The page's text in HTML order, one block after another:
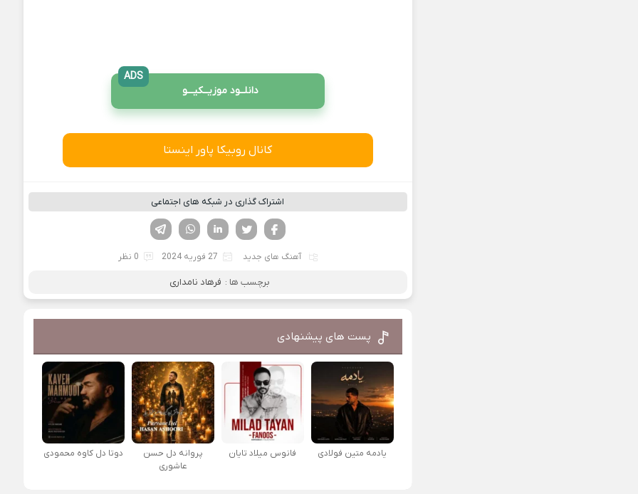
دانلــود موزیــکیـــو
ADS
کانال روبیکا پاور اینستا
اشتراک گذاری در شبکه های اجتماعی
لینکدین تویتر
فیسوک
آهنگ های جدید 27 فوریه 2024 0 نظر
برچسب ها : فرهاد نامداری
پست های پیشنهادی
یادمه متین فولادی فانوس میلاد تایان
پروانه دل حسن
عاشوری
دوتا دل کاوه محمودی